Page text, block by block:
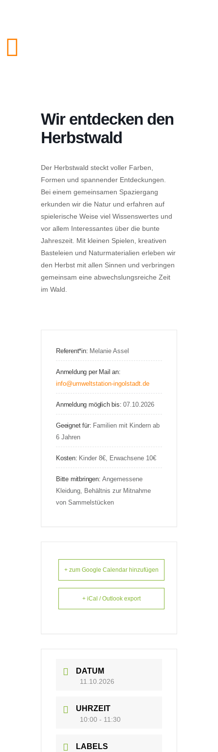
Wir entdecken den
Herbstwald
Der Herbstwald steckt voller Farben,
Formen und spannender Entdeckungen.
Bei einem gemeinsamen Spaziergang
erkunden wir die Natur und erfahren auf
spielerische Weise viel Wissenswertes und
vor allem Interessantes über die bunte
Jahreszeit. Mit kleinen Spielen, kreativen
Basteleien und Naturmaterialien erleben wir
den Herbst mit allen Sinnen und verbringen
gemeinsam eine abwechslungsreiche Zeit
im Wald.
Referent*in: Melanie Assel
Anmeldung per Mail an:
info@umweltstation-ingolstadt.de
Anmeldung möglich bis:07.10.2026
Geeignet für: Familien mit Kindern ab
6 Jahren
Kosten: Kinder 8€, Erwachsene 10€
Bitte mitbringen:Angemessene
Kleidung, Behältnis zur Mitnahme
von Sammelstücken
+ zum Google Calendar hinzufügen
+ iCal / Outlook export
DATUM
11.10.2026
UHRZEIT
10:00 - 11:30
LABELS